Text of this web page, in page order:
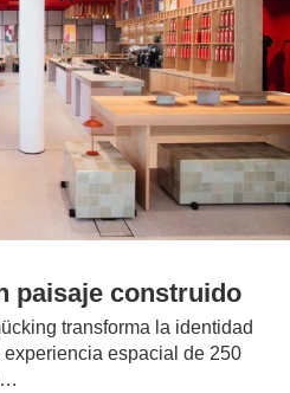
paisaje construido
transforma la identidad
espacial de 250